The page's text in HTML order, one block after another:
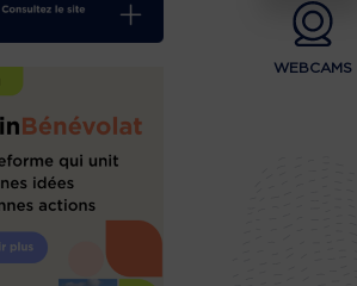
WEBCAMS